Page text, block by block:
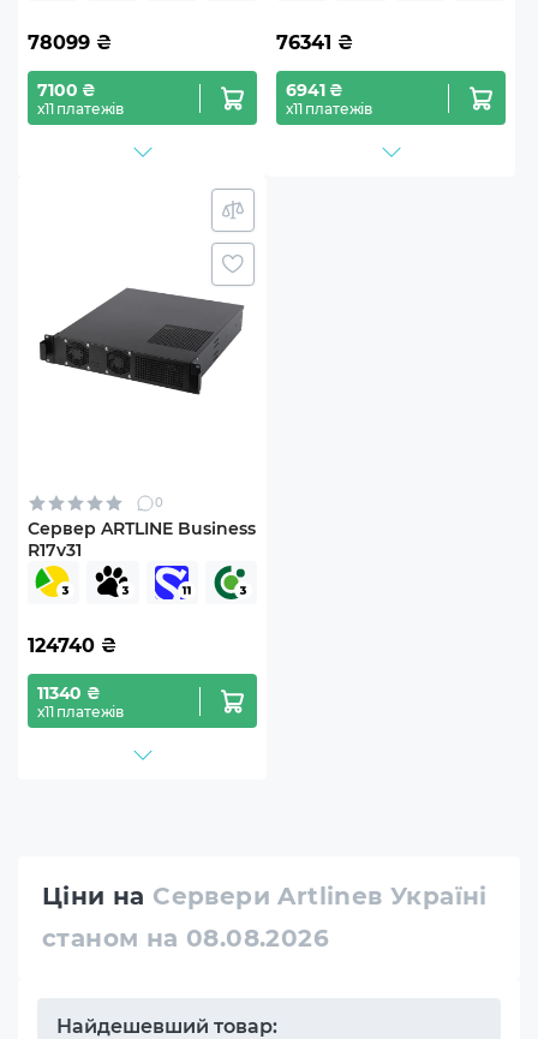
78099 ₴
7100 ₴
х11 платежів
76341 ₴
6941 ₴
х11 платежів
0
Сервер ARTLINE Business
R17v31
124740 ₴
11340 ₴
х11 платежів
Ціни на Сервери Artlineв Україні
станом на 08.08.2026
Найдешевший товар: